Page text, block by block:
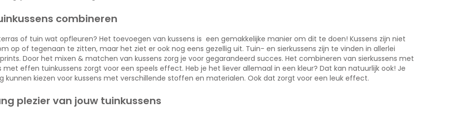
combineren
of tuin wat opfleuren? Het toevoegen van kussens is een gemakkelijke manier om dit te doen! Kussens zijn niet
op of tegenaan te zitten, maar het ziet er ook nog eens gezellig uit. Tuin- en sierkussens zijn te vinden in allerlei
Door het mixen & matchen van kussens zorg je voor gegarandeerd succes. Het combineren van sierkussens met
met effen tuinkussens zorgt voor een speels effect. Heb je het liever allemaal in een kleur? Dat kan natuurlijk ook! Je
kunnen kiezen voor kussens met verschillende stoffen en materialen. Ook dat zorgt voor een leuk effect.
plezier van jouw tuinkussens